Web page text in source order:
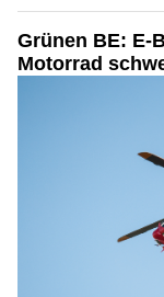
Grünen BE: E-
Motorrad